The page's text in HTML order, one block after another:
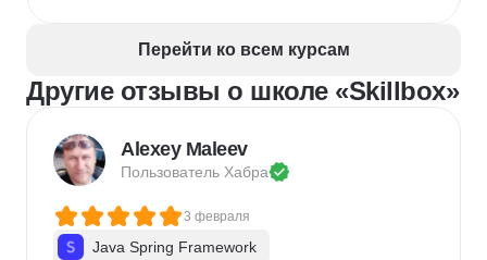
Перейти ко всем курсам
Другие отзывы о школе «Skillbox»
Alexey Maleev
Пользователь Хабра
3 февраля
Java Spring Framework